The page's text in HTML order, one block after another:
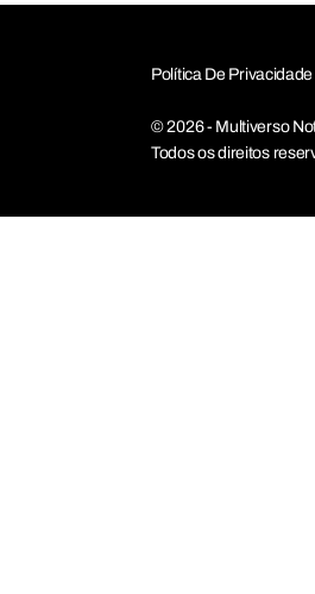
Política De Privacidade
© 2026 - Multiverso
Todos os direitos